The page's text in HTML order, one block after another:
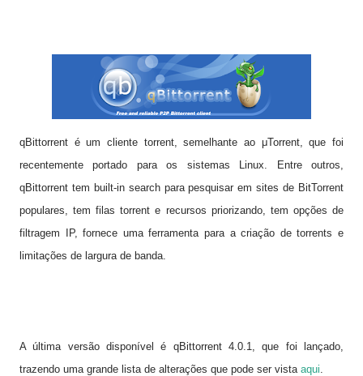
qBittorrent é um cliente torrent, semelhante ao μTorrent, que foi
recentemente portado para os sistemas Linux. Entre outros,
qBittorrent tem built-in search para pesquisar em sites de BitTorrent
populares, tem filas torrent e recursos priorizando, tem opções de
filtragem IP, fornece uma ferramenta para a criação de torrents e
limitações de largura de banda.
A última versão disponível é qBittorrent 4.0.1, que foi lançado,
trazendo uma grande lista de alterações que pode ser vista aqui.